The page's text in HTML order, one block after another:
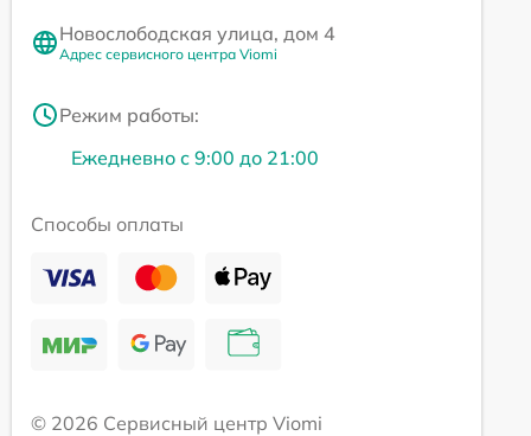
Новослободская улица, дом 4
Адрес сервисного центра Viomi
Режим работы:
Ежедневно с 9:00 до 21:00
Способы оплаты
© 2026 Сервисный центр Viomi